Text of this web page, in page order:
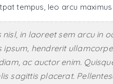
tempus, leo arcu
in laoreet sem arcu
hendrerit
ac auctor enim.
sagittis placerat.